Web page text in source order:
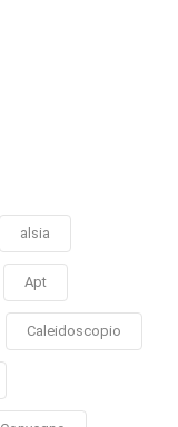
alsia
Apt
Caleidoscopio